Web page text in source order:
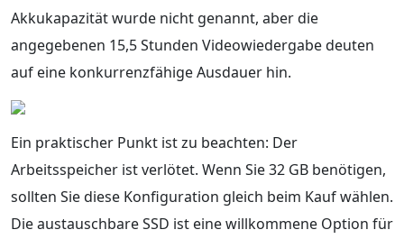
Akkukapazität wurde nicht genannt, aber die
angegebenen 15,5 Stunden Videowiedergabe deuten
auf eine konkurrenzfähige Ausdauer hin.
Ein praktischer Punkt ist zu beachten: Der
Arbeitsspeicher ist verlötet. Wenn Sie 32 GB benötigen,
sollten Sie diese Konfiguration gleich beim Kauf wählen.
Die austauschbare SSD ist eine willkommene Option für